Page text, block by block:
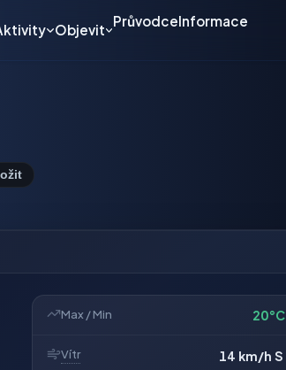
Objevit
PrůvodceInformace
Max / Min 20°C
Vítr 14 km/h S